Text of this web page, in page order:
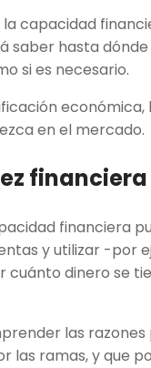
capacidad
saber hasta
si es necesario.
en el mercado.
financiera
financiera
y utilizar -por
cuánto dinero se
las
las ramas, y que